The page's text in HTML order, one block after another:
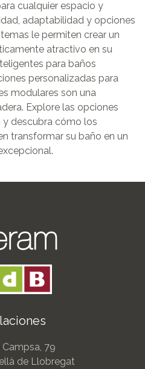
cualquier espacio y
adaptabilidad y opciones
le permiten crear un
atractivo en su
para baños
personalizadas para
modulares son una
Explore las opciones
y descubra cómo los
transformar su baño en un
Campsa, 79
de Llobregat